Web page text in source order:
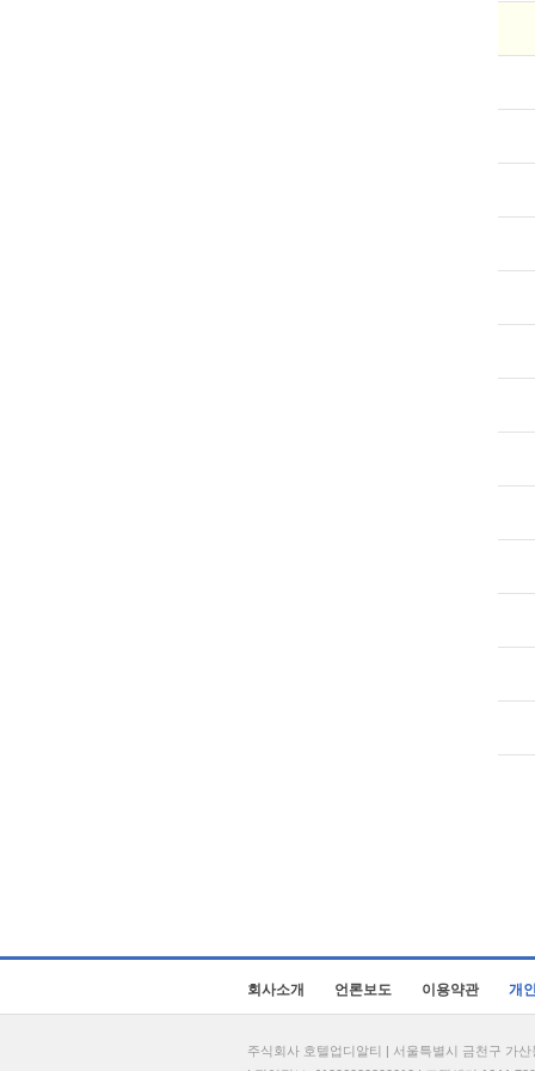
회사소개 언론보도 이용약관 개
주식회사 호텔업디알티 | 서울특별시 금천구 가